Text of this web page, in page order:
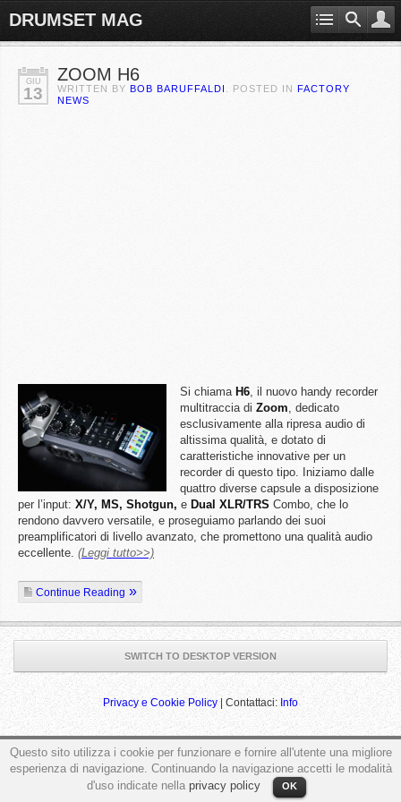
DRUMSET MAG
GIU
13
ZOOM H6
WRITTEN BY BOB BARUFFALDI . POSTED IN FACTORY
NEWS
Si chiama H6, il nuovo handy recorder
multitraccia di Zoom, dedicato
esclusivamente alla ripresa audio di
altissima qualità, e dotato di
caratteristiche innovative per un
recorder di questo tipo. Iniziamo dalle
quattro diverse capsule a disposizione
per l’input: X/Y, MS, Shotgun, e Dual XLR/TRS Combo, che lo
rendono davvero versatile, e proseguiamo parlando dei suoi
preamplificatori di livello avanzato, che promettono una qualità audio
eccellente. (Leggi tutto>>)
Continue Reading
SWITCH TO DESKTOP VERSION
Privacy e Cookie Policy| Contattaci:Info
Questo sito utilizza i cookie per funzionare e fornire all'utente una migliore
esperienza di navigazione. Continuando la navigazione accetti le modalità
d'uso indicate nella privacy policy OK
ga('send', 'pageview');